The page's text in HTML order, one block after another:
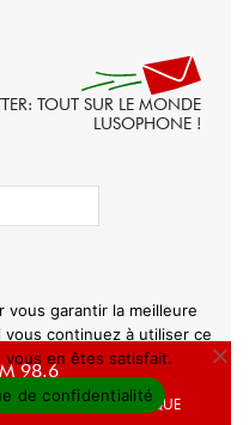
TOUT SUR LE MONDE
LUSOPHONE !
98.6
WEBRADIO BOUTIQUE
vous garantir la meilleure
continuez à utiliser ce
en êtes satisfait.
de confidentialité